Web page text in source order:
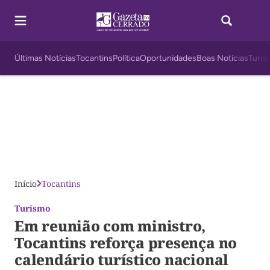
Últimas NotíciasTocantinsPolíticaOportunidadesBoas Notícias
Início Tocantins
Turismo
Em reunião com ministro,
Tocantins reforça presença no
calendário turístico nacional